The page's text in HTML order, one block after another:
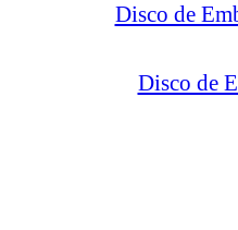
Disco de
Disco de